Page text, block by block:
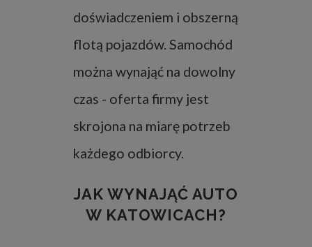
doświadczeniem i obszerną
flotą pojazdów. Samochód
można wynająć na dowolny
czas - oferta firmy jest
skrojona na miarę potrzeb
każdego odbiorcy.
JAK WYNAJĄĆ AUTO
W KATOWICACH?